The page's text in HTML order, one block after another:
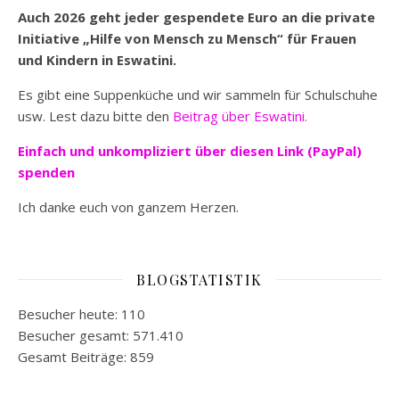
Auch 2026 geht jeder gespendete Euro an die private
Initiative „Hilfe von Mensch zu Mensch“ für Frauen
und Kindern in Eswatini.
Es gibt eine Suppenküche und wir sammeln für Schulschuhe
usw. Lest dazu bitte den Beitrag über Eswatini.
Einfach und unkompliziert über diesen Link (PayPal)
spenden
Ich danke euch von ganzem Herzen.
BLOGSTATISTIK
Besucher heute: 110
Besucher gesamt: 571.410
Gesamt Beiträge: 859